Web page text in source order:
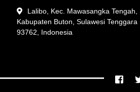
Lalibo, Kec. Mawasangka Tengah,
Kabupaten Buton, Sulawesi Tenggara
93762, Indonesia